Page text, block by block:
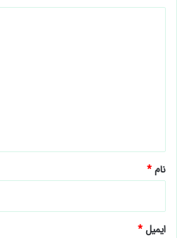
نام*
ایمیل*